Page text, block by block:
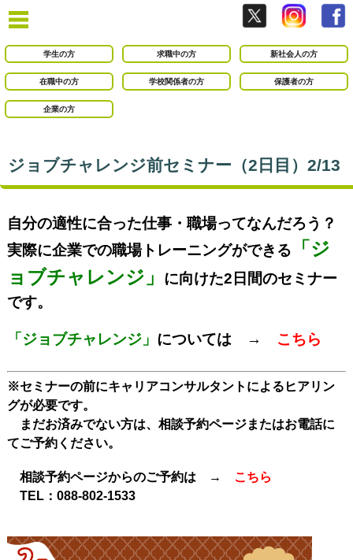
学生の方 求職中の方 新社会人の方
在職中の方 学校関係者の方 保護者の方
企業の方
ジョブチャレンジ前セミナー（2日目）2/13
自分の適性に合った仕事・職場ってなんだろう？
実際に企業での職場トレーニングができる
「ジ
ョブチャレンジ」
に向けた2日間のセミナー
です。
「ジョブチャレンジ」 については → こちら
※セミナーの前にキャリアコンサルタントによるヒアリン
グが必要です。
まだお済みでない方は、相談予約ページまたはお電話に
てご予約ください。
相談予約ページからのご予約は → こちら
TEL： 088-802-1533